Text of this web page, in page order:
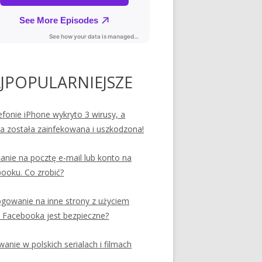
iPhone wykryto 3 wirusy, a
została zainfekowana i uszkodzona!
na pocztę e-mail lub konto na
Co zrobić?
na inne strony z użyciem
jest bezpieczne?
w polskich serialach i filmach